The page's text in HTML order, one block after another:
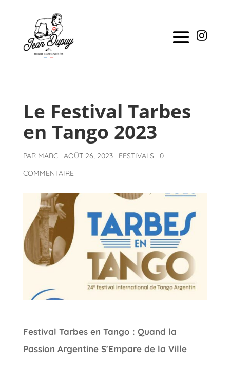

Le Festival Tarbes
en Tango 2023
PAR MARC| AOÛT 26, 2023| FESTIVALS | 0
COMMENTAIRE
Festival Tarbes en Tango : Quand la
Passion Argentine S'Empare de la Ville